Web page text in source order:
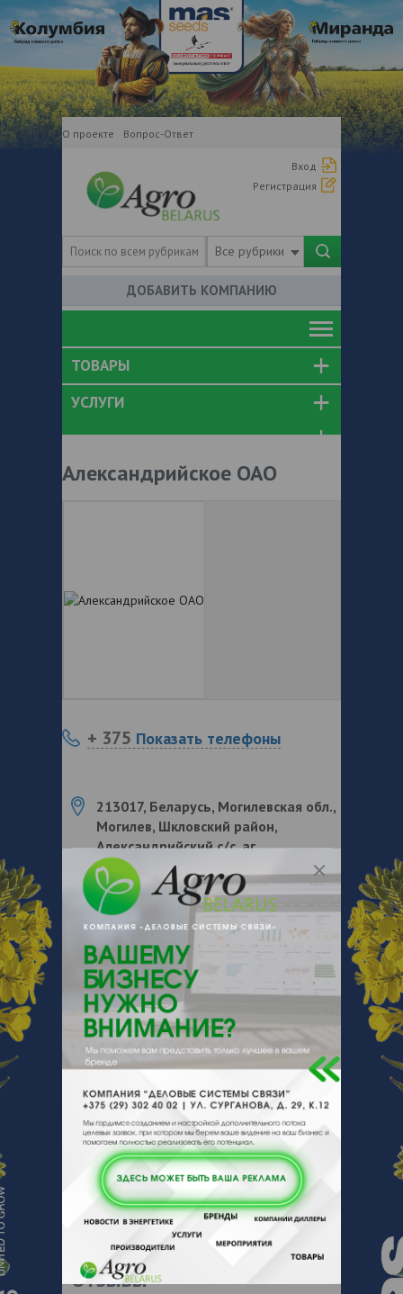
О проекте Вопрос-Ответ
Вход
Регистрация
Все рубрики
ДОБАВИТЬ КОМПАНИЮ
ТОВАРЫ
УСЛУГИ
Александрийское ОАО
+ 375 Показать телефоны
213017, Беларусь, Могилевская обл.,
Могилев, Шкловский район,
Александрийский с/с, аг.
Александрия, ул. Оршанская, 6
О нас Отзывы Еще
О компании
Сфера деятельности ОАО
«Александрийское» – выращивание
зерновых культур и переработка их на
корм животным в цеху по производству
сухих кормов; выращивание свиней, птицы
и производство мяса и мясных продуктов
в убойном и колбасном цехах;
выращивание крупного рогатого скота и
производство молока, производство
яблок; разведение рыбы в собственном
водоеме; выращивание грибов «Вешенок»;
розничная и оптовая торговля и другое.
Отзывы